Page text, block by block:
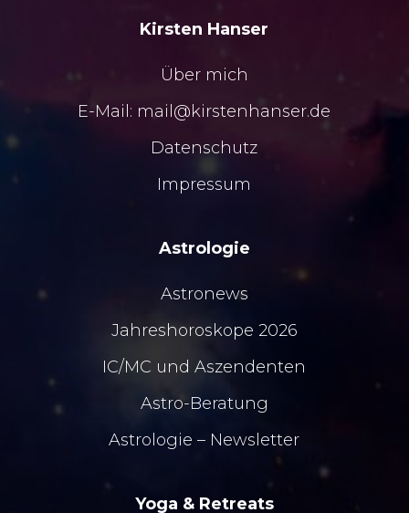
Kirsten Hanser
Über mich
E-Mail: mail@kirstenhanser.de
Datenschutz
Impressum
Astrologie
Astronews
Jahreshoroskope 2026
IC/MC undAszendenten
Astro-Beratung
Astrologie – Newsletter
Yoga & Retreats